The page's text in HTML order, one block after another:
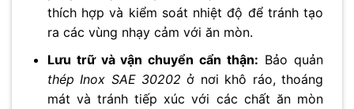
thích hợp và kiểm soát nhiệt độ để tránh tạo
ra các vùng nhạy cảm với ăn mòn.
Lưu trữ và vận chuyển cẩn thận: Bảo quản
thép Inox SAE 30202 ở nơi khô ráo, thoáng
mát và tránh tiếp xúc với các chất ăn mòn